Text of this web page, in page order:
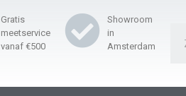
Gratis
meetservice
vanaf €500
Showroom
in
Amsterdam